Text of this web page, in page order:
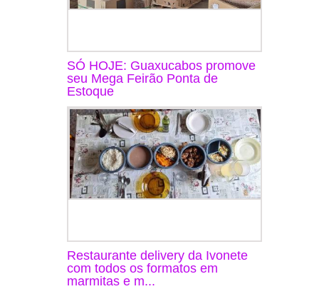
SÓ HOJE: Guaxucabos promove
seu Mega Feirão Ponta de
Estoque
Restaurante delivery da Ivonete
com todos os formatos em
marmitas e m...